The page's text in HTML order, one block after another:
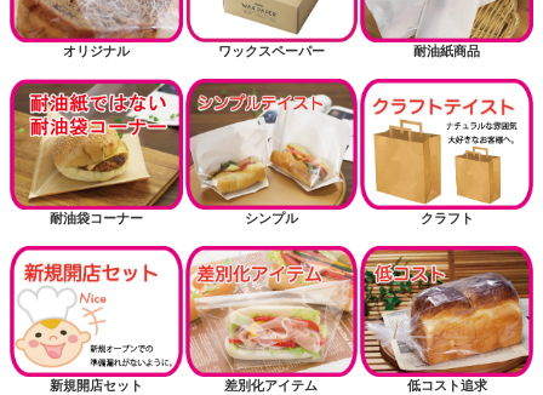
オリジナル ワックスペーパー 耐油紙商品
耐油袋コーナー シンプル クラフト
新規開店セット 差別化アイテム 低コスト追求